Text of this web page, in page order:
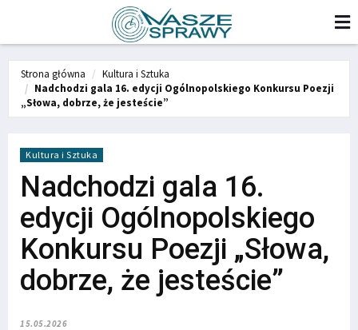
Strona główna
Kultura i Sztuka
Nadchodzi gala 16. edycji Ogólnopolskiego Konkursu Poezji
„Słowa, dobrze, że jesteście”
Kultura i Sztuka
Nadchodzi gala 16.
edycji Ogólnopolskiego
Konkursu Poezji „Słowa,
dobrze, że jesteście”
15.05.2026